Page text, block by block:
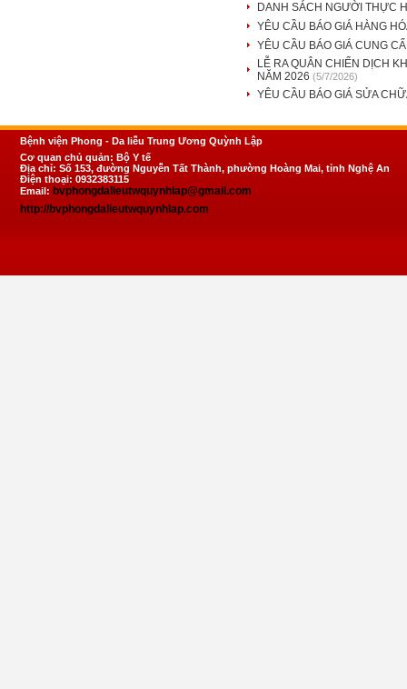
DANH SÁCH NGƯỜI THỰC
YÊU CẦU BÁO GIÁ HÀNG
YÊU CẦU BÁO GIÁ CUNG
LỄ RA QUÂN CHIẾN DỊCH
NĂM 2026 (5/7/2026)
YÊU CẦU BÁO GIÁ SỬA
Bệnh viện Phong - Da liễu Trung Ương Quỳnh Lập
Cơ quan chủ quản: Bộ Y tế
Địa chỉ: Số 153, đường Nguyễn Tất Thành, phường Hoàng Mai, tỉnh Nghệ An
Điện thoại: 0932383115
Email: bvphongdalieutwquynhlap@gmail.com
http://bvphongdalieutwquynhlap.com